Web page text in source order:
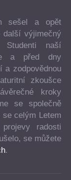
sešel a opět
další výjimečný
Studenti naší
a před dny
a zodpovědnou
zkoušce
kroky
se společně
celým Letem
radosti
se můžete
.